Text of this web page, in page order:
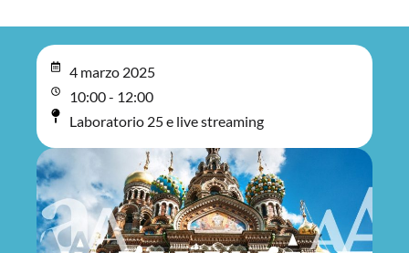
4 marzo 2025
10:00 - 12:00
Laboratorio 25 e live streaming